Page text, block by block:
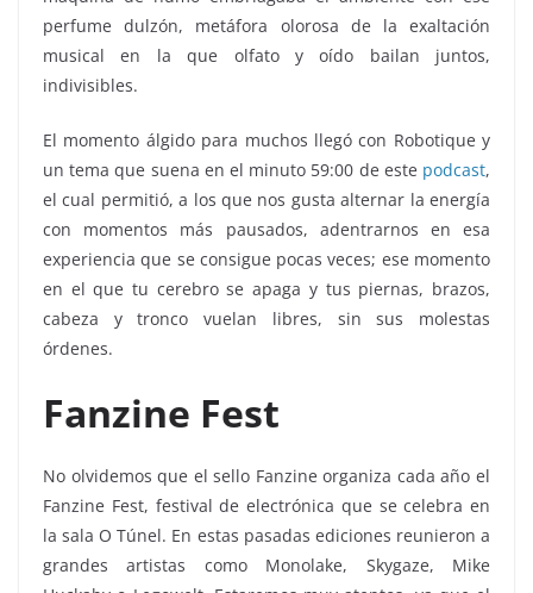
perfume dulzón, metáfora olorosa de la exaltación
musical en la que olfato y oído bailan juntos,
indivisibles.
El momento álgido para muchos llegó con Robotique y
un tema que suena en el minuto 59:00 de este podcast,
el cual permitió, a los que nos gusta alternar la energía
con momentos más pausados, adentrarnos en esa
experiencia que se consigue pocas veces; ese momento
en el que tu cerebro se apaga y tus piernas, brazos,
cabeza y tronco vuelan libres, sin sus molestas
órdenes.
Fanzine Fest
No olvidemos que el sello Fanzine organiza cada año el
Fanzine Fest, festival de electrónica que se celebra en
la sala O Túnel. En estas pasadas ediciones reunieron a
grandes artistas como Monolake, Skygaze, Mike